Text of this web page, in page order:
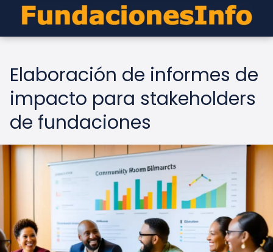
Elaboración de informes de
impacto para stakeholders
de fundaciones